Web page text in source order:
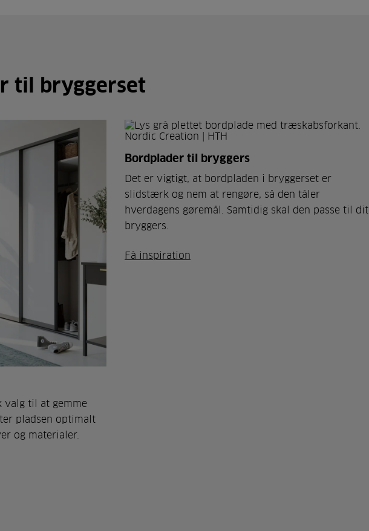
til bryggerset
valg til at gemme
pladsen optimalt
og materialer.
Bordplader til bryggers
Det er vigtigt, at bordpladen i bryggerset er
slidstærk og nem at rengøre, så den tåler
hverdagens gøremål. Samtidig skal den passe til dit
bryggers.
Få inspiration